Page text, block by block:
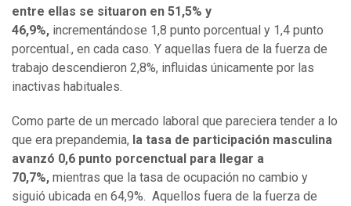
entre ellas se situaron en 51,5% y
46,9%, incrementándose 1,8 punto porcentual y 1,4 punto
porcentual., en cada caso. Y aquellas fuera de la fuerza de
trabajo descendieron 2,8%, influidas únicamente por las
inactivas habituales.
Como parte de un mercado laboral que pareciera tender a lo
que era prepandemia, la tasa de participación masculina
avanzó 0,6 punto porcenctual para llegar a
70,7%, mientras que la tasa de ocupación no cambio y
siguió ubicada en 64,9%. Aquellos fuera de la fuerza de